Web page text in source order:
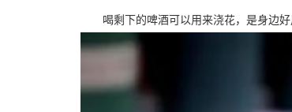
喝剩下的啤酒可以用来浇花，是身边好